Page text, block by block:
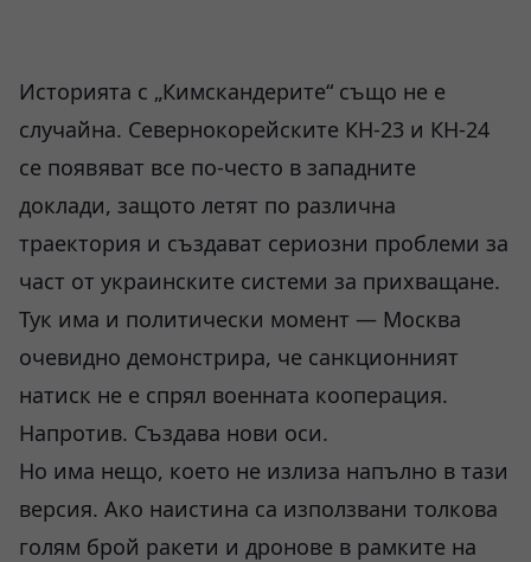
Историята с „Кимскандерите“ също не е
случайна. Севернокорейските КН-23 и КН-24
се появяват все по-често в западните
доклади, защото летят по различна
траектория и създават сериозни проблеми за
част от украинските системи за прихващане.
Тук има и политически момент — Москва
очевидно демонстрира, че санкционният
натиск не е спрял военната кооперация.
Напротив. Създава нови оси.
Но има нещо, което не излиза напълно в тази
версия. Ако наистина са използвани толкова
голям брой ракети и дронове в рамките на